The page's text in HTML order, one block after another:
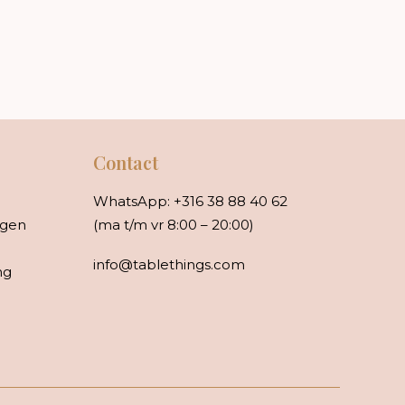
Contact
WhatsApp: +316 38 88 40 62
(ma t/m vr 8:00 – 20:00)
info@tablethings.com